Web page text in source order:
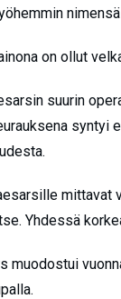
on ollut
suurin
mittavat
Yhdessä
muodostui